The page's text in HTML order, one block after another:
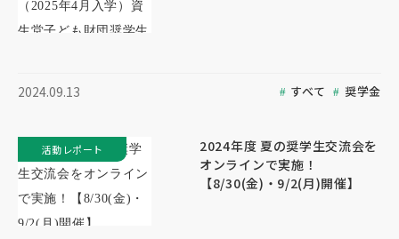
2024.09.13 すべて 奨学金
2024年度 夏の奨学生交流会を
オンラインで実施！
【8/30(金)・9/2(月)開催】
活動レポート